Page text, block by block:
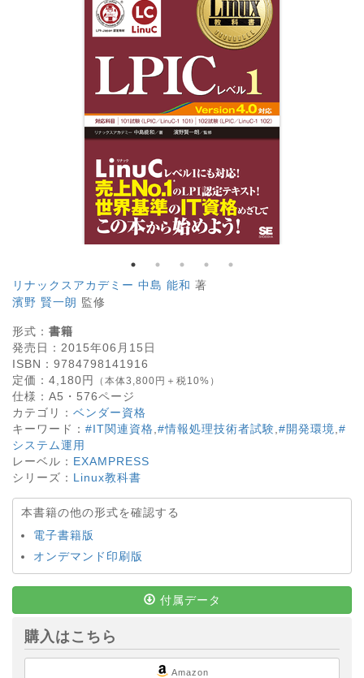
リナックスアカデミー 中島 能和 著
濱野 賢一朗 監修
形式： 書籍
発売日： 2015年06月15日
ISBN： 9784798141916
定価： 4,180円 （本体3,800円＋税10%）
仕様： A5・ 576ページ
カテゴリ： ベンダー資格
キーワード： #IT関連資格 #情報処理技術者試験 #開発環境 #
システム運用
レーベル： EXAMPRESS
シリーズ： Linux教科書
本書籍の他の形式を確認する
電子書籍版
オンデマンド印刷版
付属データ
購入はこちら
Amazon